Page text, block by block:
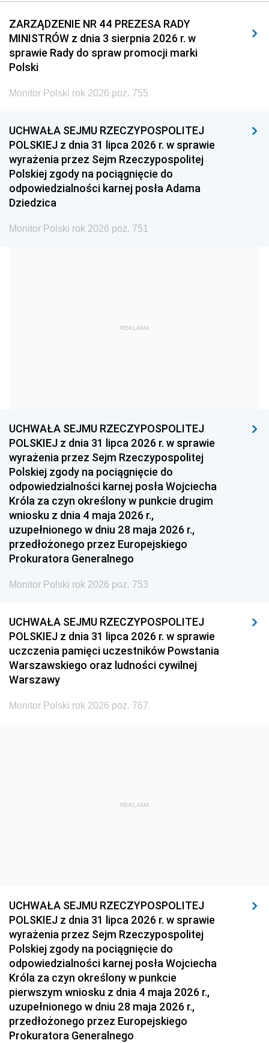
2011 2010 2009
2008 2007 2006
2005
1996 1995 1994
1993 1992 1991
1990 1989
1987 1986 1985
1968
1954 1953 1952
1951 1950 1949
1948 1947
1939 1938 1937
1936 1930
ZARZĄDZENIE NR 44 PREZESA RADY
MINISTRÓW z dnia 3 sierpnia 2026 r. w
sprawie Rady do spraw promocji marki
Polski
Monitor Polski rok 2026 poz. 755
UCHWAŁA SEJMU RZECZYPOSPOLITEJ
POLSKIEJ z dnia 31 lipca 2026 r. w sprawie
wyrażenia przez Sejm Rzeczypospolitej
Polskiej zgody na pociągnięcie do
odpowiedzialności karnej posła Adama
Dziedzica
Monitor Polski rok 2026 poz. 751
REKLAMA
UCHWAŁA SEJMU RZECZYPOSPOLITEJ
POLSKIEJ z dnia 31 lipca 2026 r. w sprawie
wyrażenia przez Sejm Rzeczypospolitej
Polskiej zgody na pociągnięcie do
odpowiedzialności karnej posła Wojciecha
Króla za czyn określony w punkcie drugim
wniosku z dnia 4 maja 2026 r.,
uzupełnionego w dniu 28 maja 2026 r.,
przedłożonego przez Europejskiego
Prokuratora Generalnego
Monitor Polski rok 2026 poz. 753
UCHWAŁA SEJMU RZECZYPOSPOLITEJ
POLSKIEJ z dnia 31 lipca 2026 r. w sprawie
uczczenia pamięci uczestników Powstania
Warszawskiego oraz ludności cywilnej
Warszawy
Monitor Polski rok 2026 poz. 767
REKLAMA
UCHWAŁA SEJMU RZECZYPOSPOLITEJ
POLSKIEJ z dnia 31 lipca 2026 r. w sprawie
wyrażenia przez Sejm Rzeczypospolitej
Polskiej zgody na pociągnięcie do
odpowiedzialności karnej posła Wojciecha
Króla za czyn określony w punkcie
pierwszym wniosku z dnia 4 maja 2026 r.,
uzupełnionego w dniu 28 maja 2026 r.,
przedłożonego przez Europejskiego
Prokuratora Generalnego